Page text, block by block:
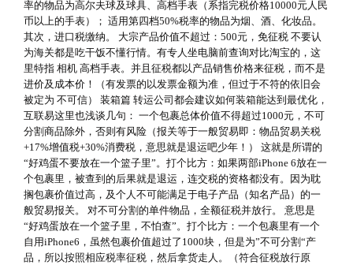
率的物品为高尔夫球及球具、高档手表（系指完税价格10000元人民
币以上的手表）； 适用第四档50%税率的物品为烟、酒、化妆品。
其次，进口税缴纳。 大宗产品价值不超过：500元，免征税 不要认
为海关都是吃干饭不懂行情。有专人坐电脑前查询对比淘宝的，这
里特指 相机 高档手表。并且征税都以产品销售价格来征税，而不是
进价及成本价！（有发票的以发票金额为准，但过于不符的依旧会
被定为 不可信） 装箱篇 转运公司都会建议如何装箱能达到最优化，
互联易这里也浅谈几句： 一个包裹总体价值不得超过1000元，不可
分割商品除外，否则有风险（报关等于一般贸易即：物品贸易关税
+17%增值税+30%消费税，意思就是退运吧少年！） 这就是所谓的
“好鸡蛋不要放在一个篮子里”。打个比方：如果两部iPhone 6放在一
个包裹里，被查到的后果就是退运，连交税的资格都没有。因为耽
搁包裹价值过高，及个人不可能满足于电子产品（知名产品）的一
般贸易报关。 对不可分割的单件物品，全额征税并放行。 意思是
“好鸡蛋放在一个篮子里，不怕查”。打个比方：一个包裹里有一个
自用iPhone6，虽然包裹价值超过了1000块，但是为”不可分割“产
品，所以按照相应税率征税，然后拿货走人。（符合征税放行原